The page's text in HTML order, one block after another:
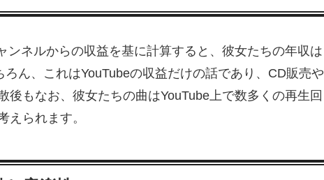
ンネルからの収益を基に計算すると、彼女たちの年収は
ん、これはYouTubeの収益だけの話であり、CD販売や
後もなお、彼女たちの曲はYouTube上で数多くの再生回
えられます。